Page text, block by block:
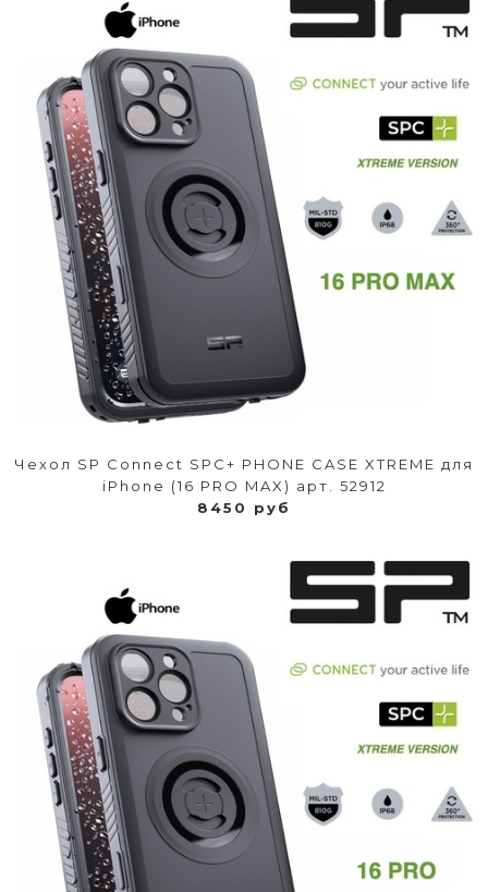
Чехол SP Connect SPC+ PHONE CASE XTREME для
iPhone (16 PRO MAX) арт. 52912
8450 руб